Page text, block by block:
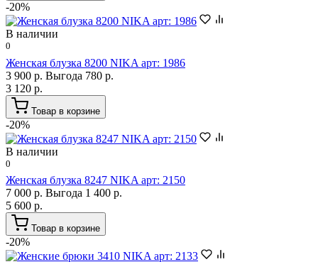
-20%
В наличии
0
Женская блузка 8200 NIKA арт: 1986
3 900 р. Выгода 780 р.
3 120 р.
Товар в корзине
-20%
В наличии
0
Женская блузка 8247 NIKA арт: 2150
7 000 р. Выгода 1 400 р.
5 600 р.
Товар в корзине
-20%